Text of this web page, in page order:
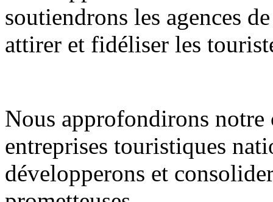
soutiendrons les agences
attirer et fidéliser les
Nous approfondirons
entreprises touristiques
développerons et